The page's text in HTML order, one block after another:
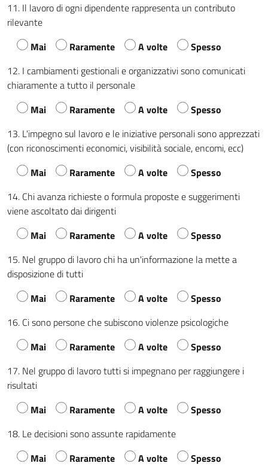
11. Il lavoro di ogni dipendente rappresenta un contributo
rilevante
Mai
Raramente A volte
Spesso
12. I cambiamenti gestionali e organizzativi sono comunicati
chiaramente a tutto il personale
Mai
Raramente A volte
Spesso
13. L'impegno sul lavoro e le iniziative personali sono apprezzati
(con riconoscimenti economici, visibilità sociale, encomi, ecc)
Mai
Raramente A volte
Spesso
14. Chi avanza richieste o formula proposte e suggerimenti
viene ascoltato dai dirigenti
Mai
Raramente A volte
Spesso
15. Nel gruppo di lavoro chi ha un'informazione la mette a
disposizione di tutti
Mai
Raramente A volte
Spesso
16. Ci sono persone che subiscono violenze psicologiche
Mai
Raramente A volte
Spesso
17. Nel gruppo di lavoro tutti si impegnano per raggiungere i
risultati
Mai
Raramente A volte
Spesso
18. Le decisioni sono assunte rapidamente
Mai
Raramente A volte
Spesso